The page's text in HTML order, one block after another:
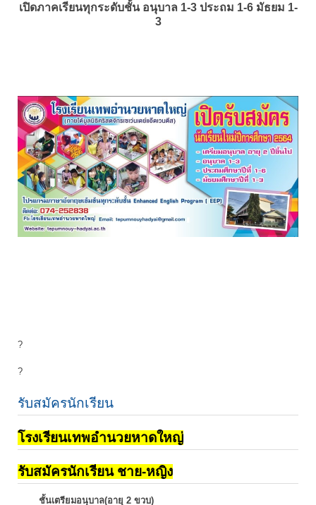
เปิดภาคเรียนทุกระดับชั้น อนุบาล 1-3 ประถม 1-6 มัธยม 1-
3
?
?
รับสมัครนักเรียน
โรงเรียนเทพอำนวยหาดใหญ่
รับสมัครนักเรียน ชาย-หญิง
ชั้นเตรียมอนุบาล(อายุ 2 ขวบ)